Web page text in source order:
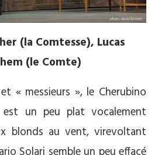
(la Comtesse), Lucas
(le Comte)
« messieurs », le Cherubino
est un peu plat vocalement
blonds au vent, virevoltant